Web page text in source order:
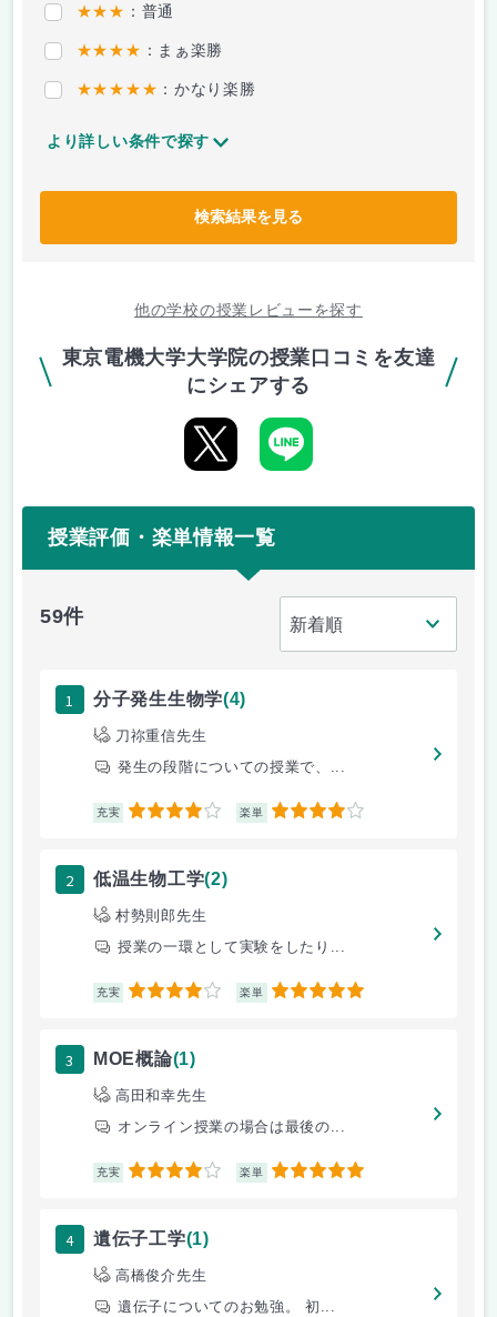
★★★ ：普通
★★★★ ：まぁ楽勝
★★★★★ ：かなり楽勝
より詳しい条件で探す
検索結果を見る
他の学校の授業レビューを探す
東京電機大学大学院の授業口コミを友達
にシェアする
授業評価・楽単情報一覧
59件
1 分子発生生物学(4)
刀祢重信先生
発生の段階についての授業で、...
充実 4 楽単 4
2 低温生物工学(2)
村勢則郎先生
授業の一環として実験をしたり...
充実 4 楽単 5
3 MOE概論(1)
高田和幸先生
オンライン授業の場合は最後の...
充実 4 楽単 5
4 遺伝子工学(1)
高橋俊介先生
遺伝子についてのお勉強。 初...